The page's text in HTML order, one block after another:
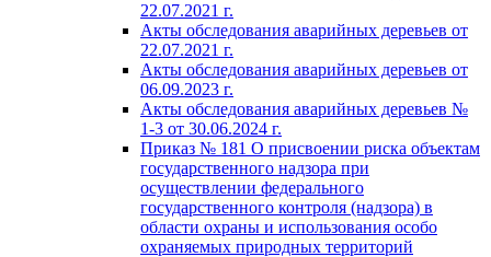
22.07.2021 г.
Акты обследования аварийных деревьев от
22.07.2021 г.
Акты обследования аварийных деревьев от
06.09.2023 г.
Акты обследования аварийных деревьев №
1-3 от 30.06.2024 г.
Приказ № 181 О присвоении риска объектам
государственного надзора при
осуществлении федерального
государственного контроля (надзора) в
области охраны и использования особо
охраняемых природных территорий